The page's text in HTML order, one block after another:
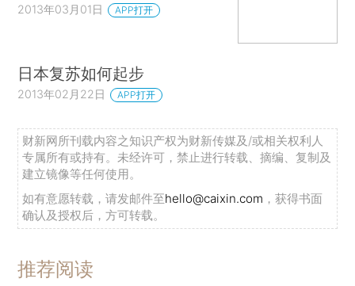
2013年03月01日 APP打开
日本复苏如何起步
2013年02月22日 APP打开
财新网所刊载内容之知识产权为财新传媒及/或相关权利人
专属所有或持有。未经许可，禁止进行转载、摘编、复制及
建立镜像等任何使用。
如有意愿转载，请发邮件至hello@caixin.com ，获得书面
确认及授权后，方可转载。
推荐阅读